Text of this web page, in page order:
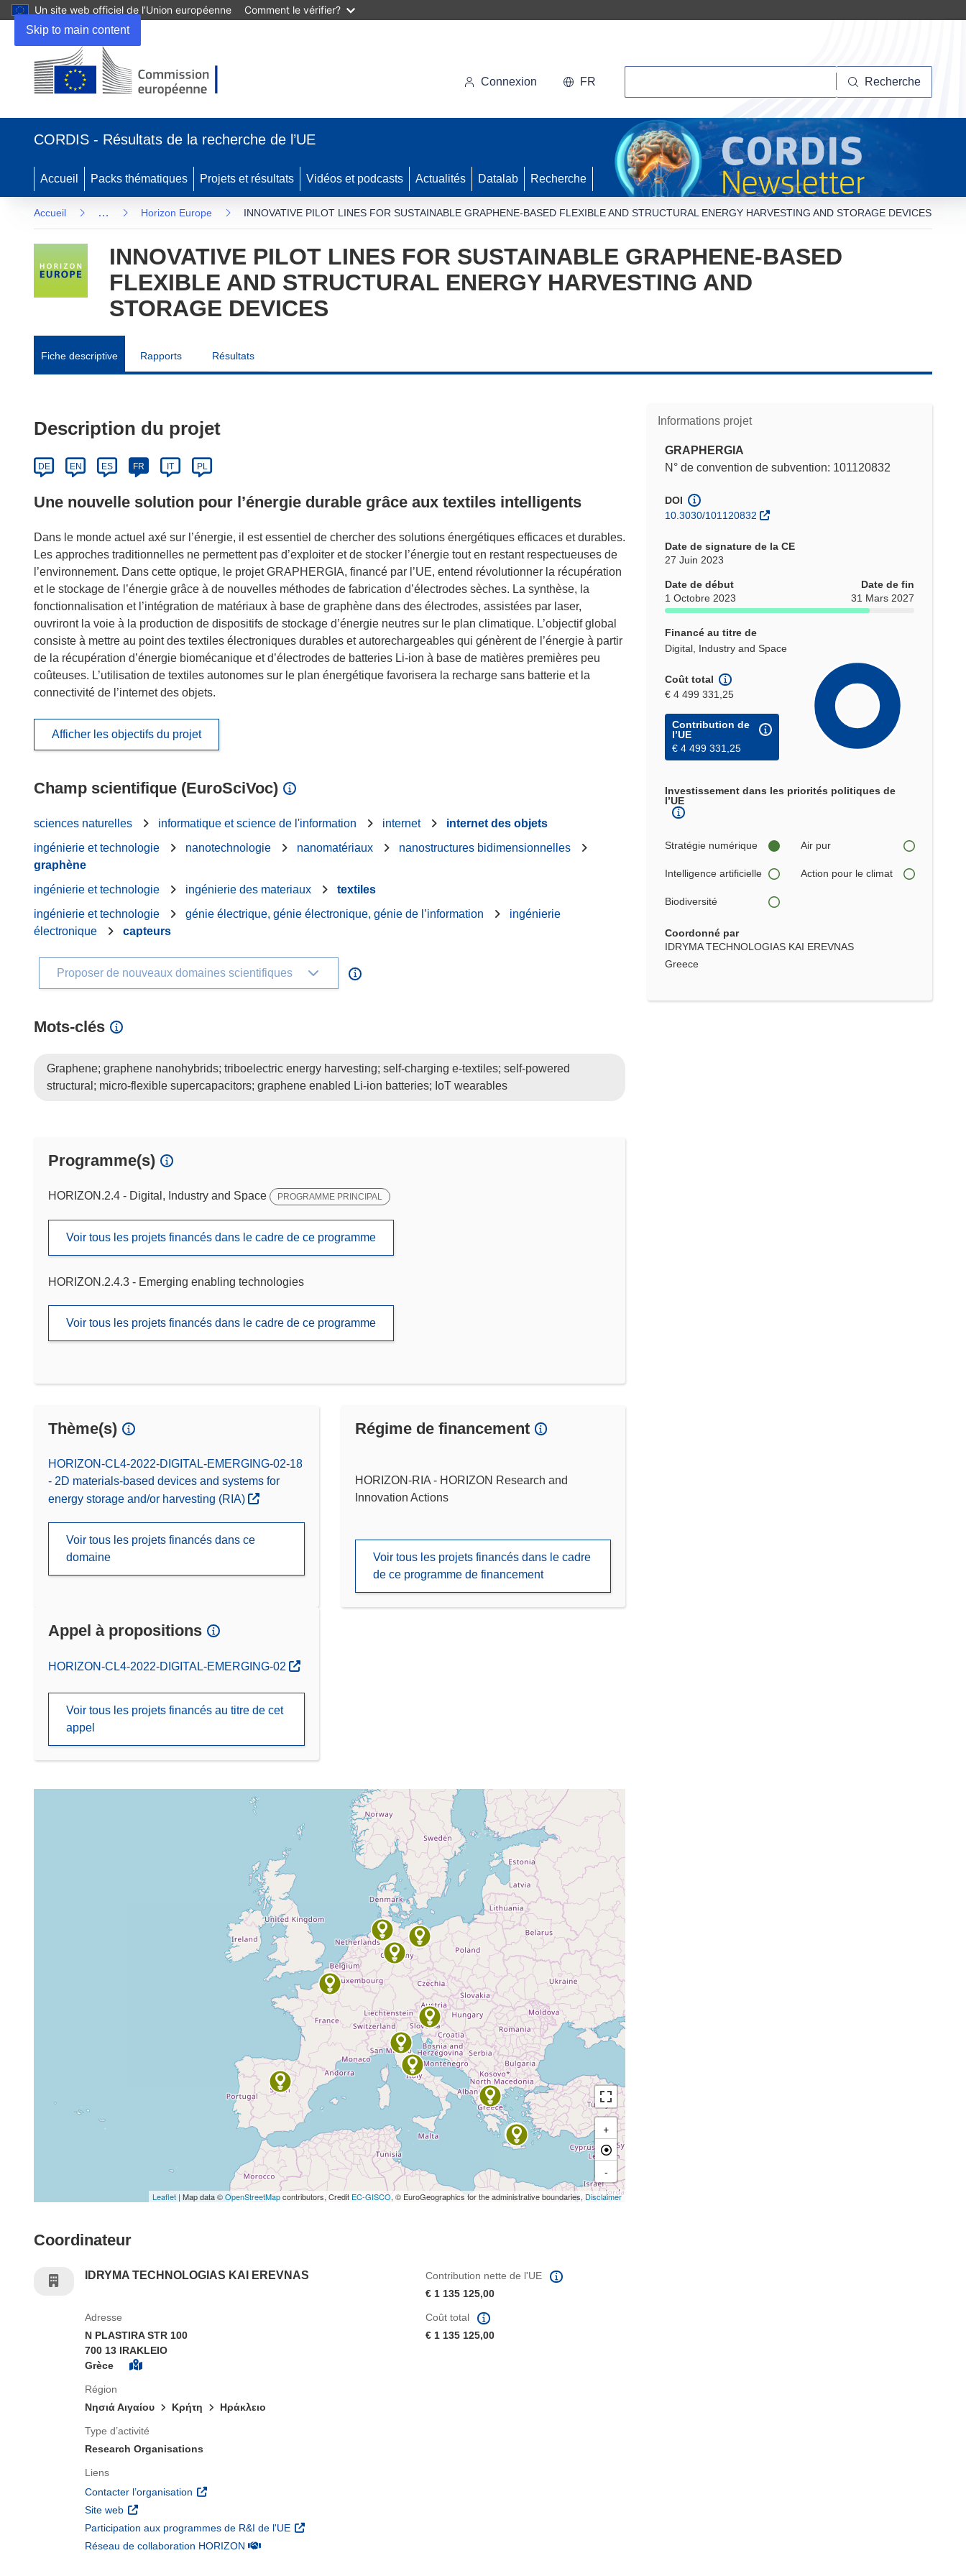
Skip to main content
Un site web officiel de l’Union européenne Comment le vérifier?
Connexion FR Recherche
CORDIS - Résultats de la recherche de l’UE
Accueil Packs thématiques Projets et résultats Vidéos et podcasts Actualités Datalab Recherche
Accueil … Horizon Europe INNOVATIVE PILOT LINES FOR SUSTAINABLE GRAPHENE-BASED FLEXIBLE AND STRUCTURAL ENERGY HARVESTING AND STORAGE DEVICES
INNOVATIVE PILOT LINES FOR SUSTAINABLE GRAPHENE-BASED
FLEXIBLE AND STRUCTURAL ENERGY HARVESTING AND
STORAGE DEVICES
Fiche descriptive Rapports Résultats
Informations projet
GRAPHERGIA
N° de convention de subvention: 101120832
DOI
10.3030/101120832
Date de signature de la CE
27 Juin 2023
Date de début
1 Octobre 2023
Date de fin
31 Mars 2027
Financé au titre de
Digital, Industry and Space
Coût total
€ 4 499 331,25
Contribution de
l’UE
€ 4 499 331,25
Investissement dans les priorités politiques de
l’UE
Stratégie numérique Air pur
Intelligence artificielle Action pour le climat
Biodiversité
Coordonné par
IDRYMA TECHNOLOGIAS KAI EREVNAS
Greece
Description du projet
DE EN ES FR IT PL
Une nouvelle solution pour l’énergie durable grâce aux textiles intelligents
Dans le monde actuel axé sur l’énergie, il est essentiel de chercher des solutions énergétiques efficaces et durables.
Les approches traditionnelles ne permettent pas d’exploiter et de stocker l’énergie tout en restant respectueuses de
l’environnement. Dans cette optique, le projet GRAPHERGIA, financé par l’UE, entend révolutionner la récupération
et le stockage de l’énergie grâce à de nouvelles méthodes de fabrication d’électrodes sèches. La synthèse, la
fonctionnalisation et l’intégration de matériaux à base de graphène dans des électrodes, assistées par laser,
ouvriront la voie à la production de dispositifs de stockage d’énergie neutres sur le plan climatique. L’objectif global
consiste à mettre au point des textiles électroniques durables et autorechargeables qui génèrent de l’énergie à partir
de la récupération d’énergie biomécanique et d’électrodes de batteries Li-ion à base de matières premières peu
coûteuses. L’utilisation de textiles autonomes sur le plan énergétique favorisera la recharge sans batterie et la
connectivité de l’internet des objets.
Afficher les objectifs du projet
Champ scientifique (EuroSciVoc)
sciences naturelles informatique et science de l'information internet
internet des objets
ingénierie et technologie
nanotechnologie nanomatériaux
nanostructures bidimensionnelles
graphène
ingénierie et technologie
ingénierie des materiaux
textiles
ingénierie et technologie
génie électrique, génie électronique, génie de l’information
ingénierie
électronique
capteurs
Proposer de nouveaux domaines scientifiques
Mots‑clés
Graphene; graphene nanohybrids; triboelectric energy harvesting; self-charging e-textiles; self-powered
structural; micro-flexible supercapacitors; graphene enabled Li-ion batteries; IoT wearables
Programme(s)
HORIZON.2.4 - Digital, Industry and Space PROGRAMME PRINCIPAL
Voir tous les projets financés dans le cadre de ce programme
HORIZON.2.4.3 - Emerging enabling technologies
Voir tous les projets financés dans le cadre de ce programme
Thème(s)
HORIZON-CL4-2022-DIGITAL-EMERGING-02-18
- 2D materials-based devices and systems for
energy storage and/or harvesting (RIA)
Voir tous les projets financés dans ce
domaine
Régime de financement
HORIZON-RIA - HORIZON Research and
Innovation Actions
Voir tous les projets financés dans le cadre
de ce programme de financement
Appel à propositions
(s’ouvre dans une nouvelle fenêtre)
HORIZON-CL4-2022-DIGITAL-EMERGING-02
Voir tous les projets financés au titre de cet
appel
+
-
Leaflet | Map data ©OpenStreetMapcontributors, Credit EC-GISCO, © EuroGeographics for the administrative boundaries, Disclaimer
Coordinateur
IDRYMA TECHNOLOGIAS KAI EREVNAS
Contribution nette de l'UE
€ 1 135 125,00
Adresse
N PLASTIRA STR 100
700 13 IRAKLEIO
Grèce
Région
Νησιά Αιγαίου
Κρήτη Ηράκλειο
Type d’activité
Research Organisations
Liens
Contacter l’organisation (s’ouvre dans une nouvelle fenêtre)
Site web (s’ouvre dans une nouvelle fenêtre)
Participation aux programmes de R&I de l'UE (s’ouvre dans une nouvelle fenêtre)
Réseau de collaboration HORIZON(s’ouvre dans une nouvelle fenêtre)
Coût total
€ 1 135 125,00